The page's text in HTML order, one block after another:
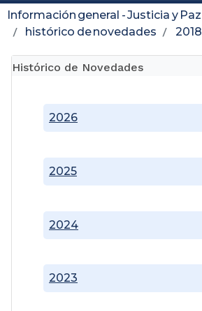
Información general - Justicia y Paz
histórico de novedades
2018
Histórico de Novedades
2023
2024
2025
2026